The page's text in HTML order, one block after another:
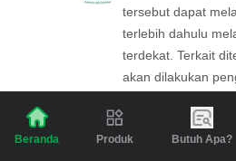
Beranda Produk Butuh Apa?
tersebut dapat
terlebih dahulu
terdekat. Terkait
akan dilakukan
kelayakan calon
bertransaksi,